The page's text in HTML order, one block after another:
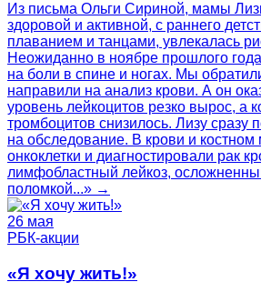
Из письма Ольги Сириной, мамы
здоровой и активной, с раннего
плаванием и танцами, увлекалась
Неожиданно в ноябре прошлого
на боли в спине и ногах. Мы
направили на анализ крови. А он
уровень лейкоцитов резко вырос, а
тромбоцитов снизилось. Лизу сразу
на обследование. В крови и костном
онкоклетки и диагностировали рак
лимфобластный лейкоз,
поломкой...» →
26 мая
РБК-акции
«Я хочу жить!»